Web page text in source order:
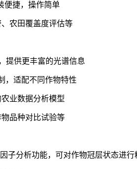
便捷，操作简单
农田覆盖度评估等
提供更丰富的光谱信息
，适配不同作物特性
业数据分析模型
品种对比试验等
子分析功能，可对作物冠层状态进